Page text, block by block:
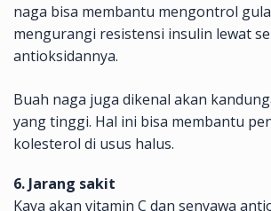
naga bisa membantu mengontrol
mengurangi resistensi insulin lewat
antioksidannya.
Buah naga juga dikenal akan
yang tinggi. Hal ini bisa membantu
kolesterol di usus halus.
6. Jarang sakit
Kaya akan vitamin C dan senyawa